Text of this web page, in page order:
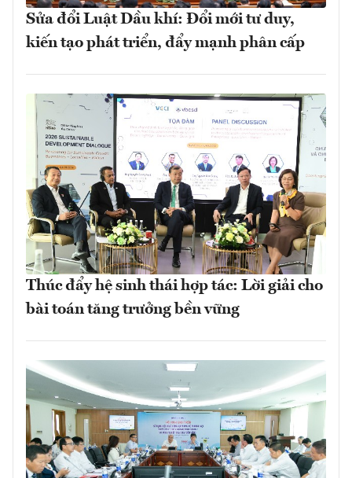
Sửa đổi Luật Dầu khí: Đổi mới tư duy,
kiến tạo phát triển, đẩy mạnh phân cấp
Thúc đẩy hệ sinh thái hợp tác: Lời giải cho
bài toán tăng trưởng bền vững